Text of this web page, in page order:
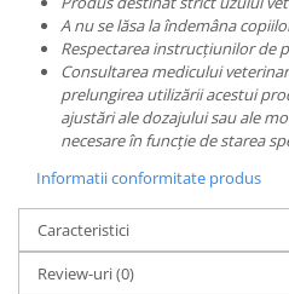
A nu se lăsa la îndemâna
Respectarea instrucțiunilor de
Consultarea medicului
prelungirea utilizării acestui
ajustări ale dozajului sau ale
necesare în funcție de starea
Informatii conformitate produs
Caracteristici
Review-uri(0)